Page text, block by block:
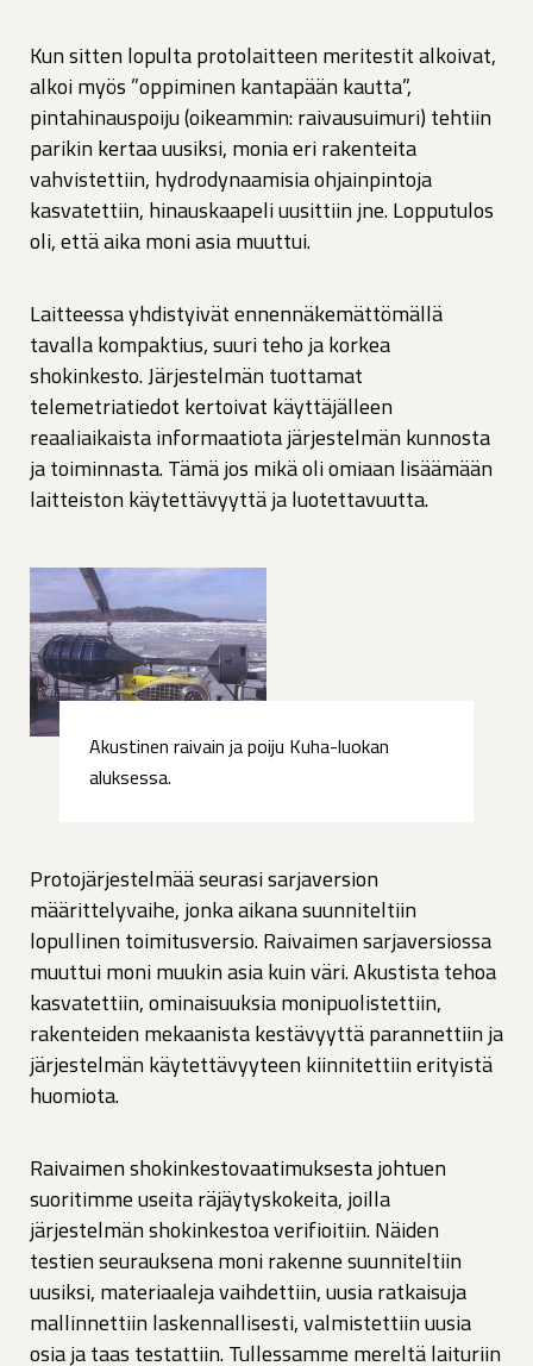
Kun sitten lopulta protolaitteen meritestit alkoivat,
alkoi myös ”oppiminen kantapään kautta”,
pintahinauspoiju (oikeammin: raivausuimuri) tehtiin
parikin kertaa uusiksi, monia eri rakenteita
vahvistettiin, hydrodynaamisia ohjainpintoja
kasvatettiin, hinauskaapeli uusittiin jne. Lopputulos
oli, että aika moni asia muuttui.
Laitteessa yhdistyivät ennennäkemättömällä
tavalla kompaktius, suuri teho ja korkea
shokinkesto. Järjestelmän tuottamat
telemetriatiedot kertoivat käyttäjälleen
reaaliaikaista informaatiota järjestelmän kunnosta
ja toiminnasta. Tämä jos mikä oli omiaan lisäämään
laitteiston käytettävyyttä ja luotettavuutta.
Akustinen raivain ja poiju Kuha-luokan
aluksessa.
Protojärjestelmää seurasi sarjaversion
määrittelyvaihe, jonka aikana suunniteltiin
lopullinen toimitusversio. Raivaimen sarjaversiossa
muuttui moni muukin asia kuin väri. Akustista tehoa
kasvatettiin, ominaisuuksia monipuolistettiin,
rakenteiden mekaanista kestävyyttä parannettiin ja
järjestelmän käytettävyyteen kiinnitettiin erityistä
huomiota.
Raivaimen shokinkestovaatimuksesta johtuen
suoritimme useita räjäytyskokeita, joilla
järjestelmän shokinkestoa verifioitiin. Näiden
testien seurauksena moni rakenne suunniteltiin
uusiksi, materiaaleja vaihdettiin, uusia ratkaisuja
mallinnettiin laskennallisesti, valmistettiin uusia
osia ja taas testattiin. Tullessamme mereltä laituriin